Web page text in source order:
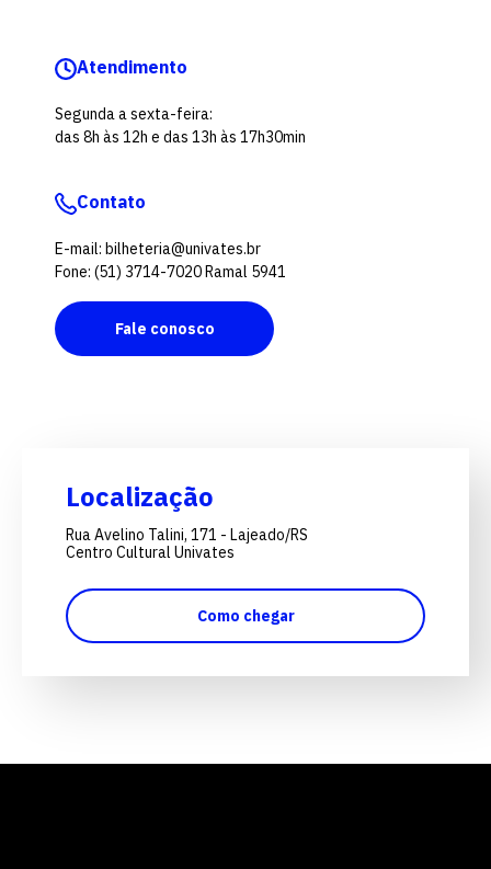
Atendimento
Segunda a sexta-feira:
das 8h às 12h e das 13h às 17h30min
Contato
E-mail: bilheteria@univates.br
Fone: (51) 3714-7020 Ramal 5941
Fale conosco
Localização
Rua Avelino Talini, 171 - Lajeado/RS
Centro Cultural Univates
Como chegar